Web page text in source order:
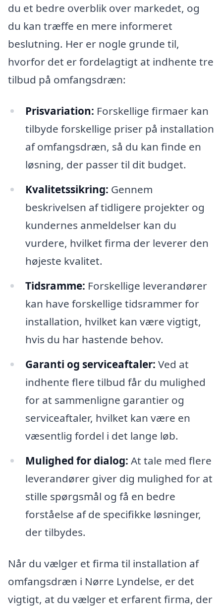
du et bedre overblik over markedet, og
du kan træffe en mere informeret
beslutning. Her er nogle grunde til,
hvorfor det er fordelagtigt at indhente tre
tilbud på omfangsdræn:
Prisvariation: Forskellige firmaer kan
tilbyde forskellige priser på installation
af omfangsdræn, så du kan finde en
løsning, der passer til dit budget.
Kvalitetssikring: Gennem
beskrivelsen af tidligere projekter og
kundernes anmeldelser kan du
vurdere, hvilket firma der leverer den
højeste kvalitet.
Tidsramme: Forskellige leverandører
kan have forskellige tidsrammer for
installation, hvilket kan være vigtigt,
hvis du har hastende behov.
Garanti og serviceaftaler: Ved at
indhente flere tilbud får du mulighed
for at sammenligne garantier og
serviceaftaler, hvilket kan være en
væsentlig fordel i det lange løb.
Mulighed for dialog: At tale med flere
leverandører giver dig mulighed for at
stille spørgsmål og få en bedre
forståelse af de specifikke løsninger,
der tilbydes.
Når du vælger et firma til installation af
omfangsdræn i Nørre Lyndelse, er det
vigtigt, at du vælger et erfarent firma, der